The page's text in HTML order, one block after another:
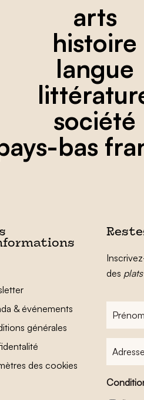
arts
histoire
langue
société
bas
& événements
générales
des cookies
des
mail